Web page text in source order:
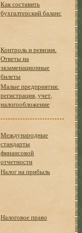
Как составить
бухгалтерский баланс
Контроль и ревизия.
Ответы на
экзаменационные
билеты
Малые предприятия:
регистрация, учет,
налогообложение
Международные
стандарты
финансовой
отчетности
Налог на прибыль
Налоговое право